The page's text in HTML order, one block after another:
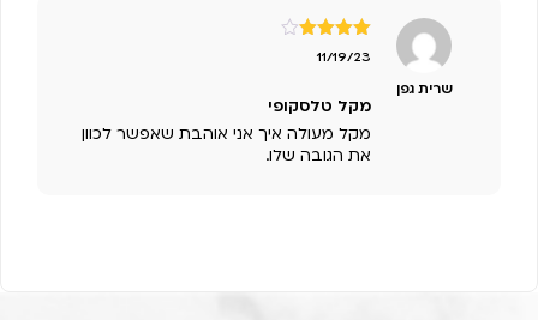
שרית גפן
דורג4
11/19/23
מקל טלסקופי
מקל מעולה איך אני אוהבת שאפשר לכוון
את הגובה שלו.